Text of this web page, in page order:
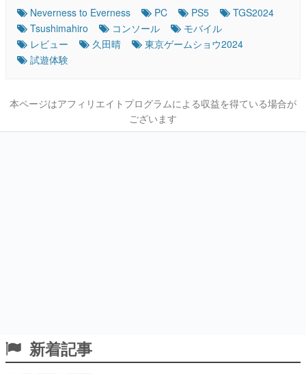
Neverness to Everness PC PS5
TGS2024
Tsushimahiro
コンソール
モバイル
レビュー
久田晴
東京ゲームショウ2024
試遊体験
本ページはアフィリエイトプログラムによる収益を得ている場合が
ございます
新着記事